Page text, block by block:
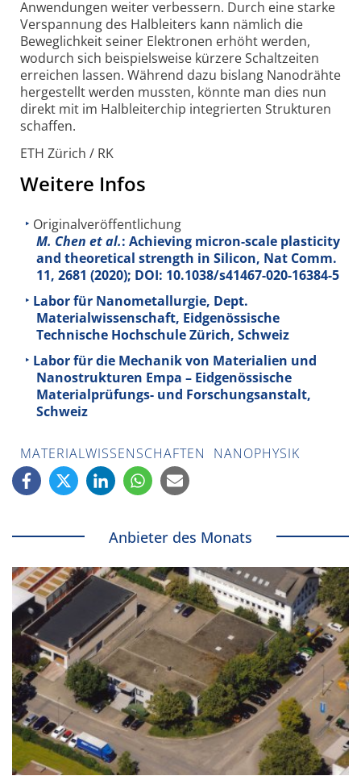
Anwendungen weiter verbessern. Durch eine starke
Verspannung des Halbleiters kann nämlich die
Beweglichkeit seiner Elektronen erhöht werden,
wodurch sich beispiels­weise kürzere Schalt­zeiten
erreichen lassen. Während dazu bislang Nanodrähte
hergestellt werden mussten, könnte man dies nun
direkt mit im Halbleiter­chip integrierten Strukturen
schaffen.
ETH Zürich / RK
Weitere Infos
Originalveröffentlichung
M. Chen et al.: Achieving micron-scale plasticity
and theoretical strength in Silicon, Nat Comm.
11, 2681 (2020); DOI: 10.1038/s41467-020-16384-5
Labor für Nanometallurgie, Dept.
Materialwissenschaft, Eidgenössische
Technische Hochschule Zürich, Schweiz
Labor für die Mechanik von Materialien und
Nanostrukturen Empa – Eidgenössische
Materialprüfungs- und Forschungsanstalt,
Schweiz
MATERIALWISSENSCHAFTEN NANOPHYSIK
Anbieter des Monats